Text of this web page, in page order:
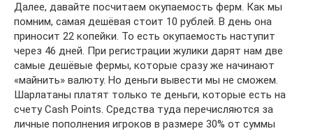
Далее, давайте посчитаем окупаемость ферм. Как мы
помним, самая дешёвая стоит 10 рублей. В день она
приносит 22 копейки. То есть окупаемость наступит
через 46 дней. При регистрации жулики дарят нам две
самые дешёвые фермы, которые сразу же начинают
«майнить» валюту. Но деньги вывести мы не сможем.
Шарлатаны платят только те деньги, которые есть на
счету Cash Points. Средства туда перечисляются за
личные пополнения игроков в размере 30% от суммы